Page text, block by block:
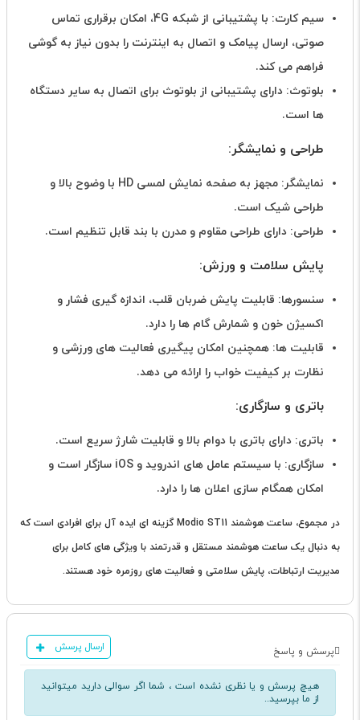
سیم کارت: با پشتیبانی از شبکه 4G، امکان برقراری تماس
صوتی، ارسال پیامک و اتصال به اینترنت را بدون نیاز به گوشی
فراهم می کند.
بلوتوث: دارای پشتیبانی از بلوتوث برای اتصال به سایر دستگاه
ها است.
طراحی و نمایشگر:
نمایشگر: مجهز به صفحه نمایش لمسی HD با وضوح بالا و
طراحی شیک است.
طراحی: دارای طراحی مقاوم و مدرن با بند قابل تنظیم است.
پایش سلامت و ورزش:
سنسورها: قابلیت پایش ضربان قلب، اندازه گیری فشار و
اکسیژن خون و شمارش گام ها را دارد.
قابلیت ها: همچنین امکان پیگیری فعالیت های ورزشی و
نظارت بر کیفیت خواب را ارائه می دهد.
باتری و سازگاری:
باتری: دارای باتری با دوام بالا و قابلیت شارژ سریع است.
سازگاری: با سیستم عامل های اندروید و iOS سازگار است و
امکان همگام سازی اعلان ها را دارد.
در مجموع، ساعت هوشمند Modio ST11 گزینه ای ایده آل برای افرادی است که
به دنبال یک ساعت هوشمند مستقل و قدرتمند با ویژگی های کامل برای
مدیریت ارتباطات، پایش سلامتی و فعالیت های روزمره خود هستند.
پرسش و پاسخ ارسال پرسش
هیچ پرسش و یا نظری نشده است ، شما اگر سوالی دارید میتوانید
از ما بپرسید..